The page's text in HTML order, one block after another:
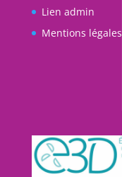
Lien admin
Mentions légales